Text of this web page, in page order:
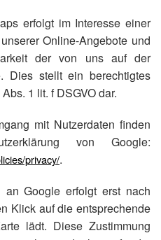
erfolgt im Interesse einer
Online-Angebote und
der von uns auf der
Dies stellt ein berechtigtes
1 lit. f DSGVO dar.
mit Nutzerdaten finden
von Google:
privacy/.
Google erfolgt erst nach
Klick auf die entsprechende
lädt. Diese Zustimmung